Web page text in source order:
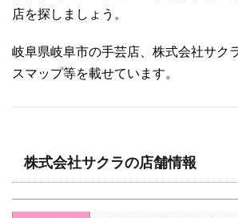
店を探しましょう。
岐阜県岐阜市の手芸店、株式会社サク
スマップ等を載せています。
株式会社サクラの店舗情報